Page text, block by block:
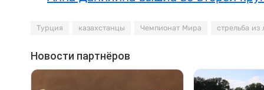
Турция казахстанцы Чемпионат Мира стрельба из